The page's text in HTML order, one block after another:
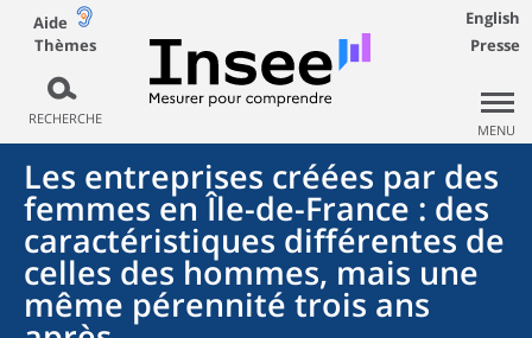
Aide
Thèmes
RECHERCHE
English
Presse
MENU
Les entreprises créées par des
femmes en Île-de-France : des
caractéristiques différentes de
celles des hommes, mais une
même pérennité trois ans